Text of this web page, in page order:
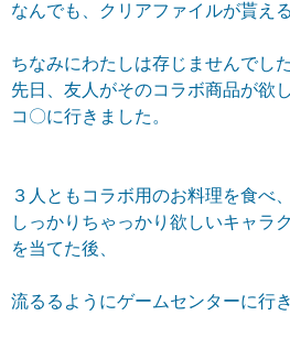
なんでも、クリアファイルが貰え
ちなみにわたしは存じませんでした
先日、友人がそのコラボ商品が欲
コ〇に行きました。
３人ともコラボ用のお料理を食べ、
しっかりちゃっかり欲しいキャラ
を当てた後、
流るるようにゲームセンターに行